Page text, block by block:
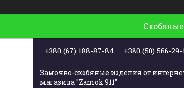
+380 (67) 188-87-84 +380 (50) 566-29-
Замочно-скобяные изделия от
магазина "Zamok 911"